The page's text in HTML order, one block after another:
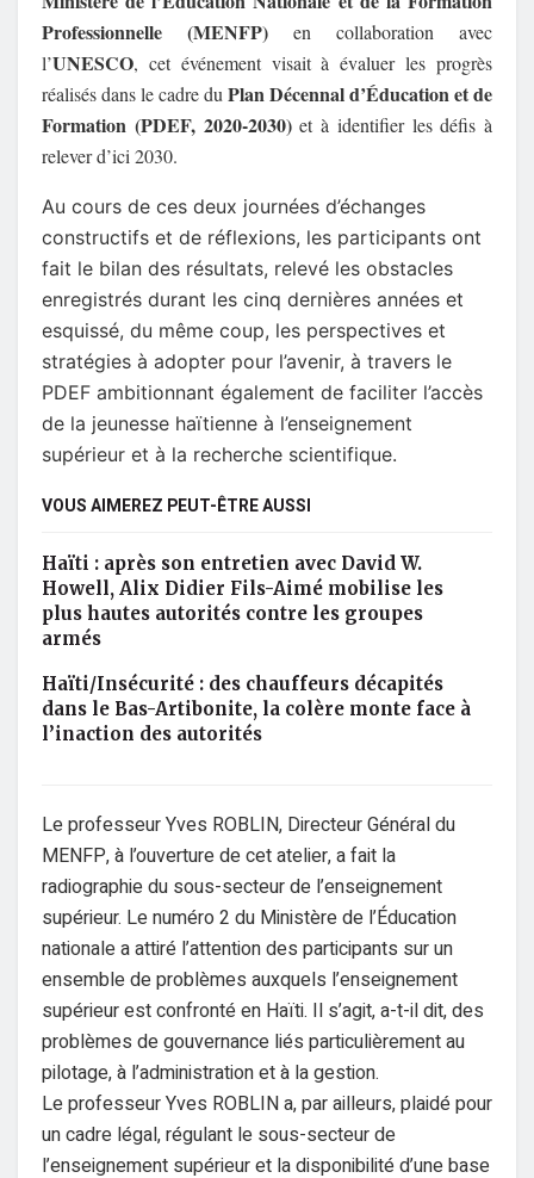
Professionnelle (MENFP) en collaboration avec
l’UNESCO, cet événement visait à évaluer les progrès
réalisés dans le cadre du Plan Décennal d’Éducation et de
Formation (PDEF, 2020-2030)et à identifier les défis à
relever d’ici 2030.
Au cours de ces deux journées d’échanges
constructifs et de réflexions, les participants ont
fait le bilan des résultats, relevé les obstacles
enregistrés durant les cinq dernières années et
esquissé, du même coup, les perspectives et
stratégies à adopter pour l’avenir, à travers le
PDEF ambitionnant également de faciliter l’accès
de la jeunesse haïtienne à l’enseignement
supérieur et à la recherche scientifique.
VOUS AIMEREZ PEUT-ÊTRE AUSSI
Haïti : après son entretien avec David W.
Howell, Alix Didier Fils-Aimé mobilise les
plus hautes autorités contre les groupes
armés
Haïti/Insécurité : des chauffeurs décapités
dans le Bas-Artibonite, la colère monte face à
l’inaction des autorités
Le professeur Yves ROBLIN, Directeur Général du
MENFP, à l’ouverture de cet atelier, a fait la
radiographie du sous-secteur de l’enseignement
supérieur. Le numéro 2 du Ministère de l’Éducation
nationale a attiré l’attention des participants sur un
ensemble de problèmes auxquels l’enseignement
supérieur est confronté en Haïti. Il s’agit, a-t-il dit, des
problèmes de gouvernance liés particulièrement au
pilotage, à l’administration et à la gestion.
Le professeur Yves ROBLIN a, par ailleurs, plaidé pour
un cadre légal, régulant le sous-secteur de
l’enseignement supérieur et la disponibilité d’une base